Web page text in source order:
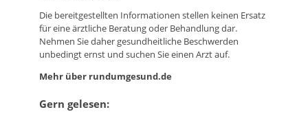
Die bereitgestellten Informationen stellen keinen Ersatz
für eine ärztliche Beratung oder Behandlung dar.
Nehmen Sie daher gesundheitliche Beschwerden
unbedingt ernst und suchen Sie einen Arzt auf.
Mehr über rundumgesund.de
Gern gelesen: